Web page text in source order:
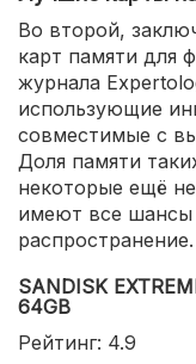
Во второй,
карт памяти для
журнала
использующие
совместимые с
Доля памяти
некоторые ещё
имеют все шансы
распространение.
SANDISK
64GB
Рейтинг: 4.9